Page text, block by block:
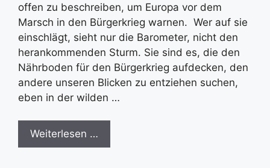
offen zu beschreiben, um Europa vor dem
Marsch in den Bürgerkrieg warnen. Wer auf sie
einschlägt, sieht nur die Barometer, nicht den
herankommenden Sturm. Sie sind es, die den
Nährboden für den Bürgerkrieg aufdecken, den
andere unseren Blicken zu entziehen suchen,
eben in der wilden …
Weiterlesen …